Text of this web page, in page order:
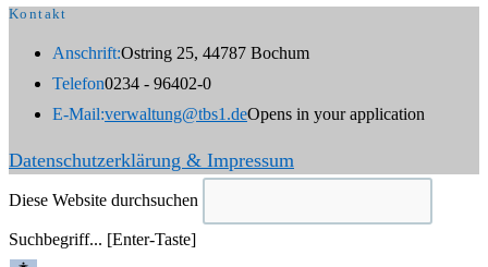
Kontakt
Anschrift:Ostring 25, 44787 Bochum
Telefon0234 - 96402-0
E-Mail:verwaltung@tbs1.deOpens in your application
Datenschutzerklärung & Impressum
Diese Website durchsuchen
Suchbegriff... [Enter-Taste]